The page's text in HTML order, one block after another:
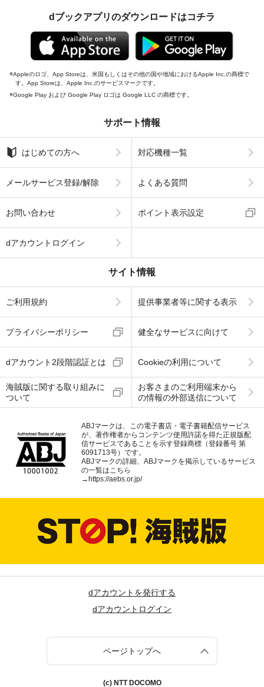
dブックアプリのダウンロードはコチラ
Appleのロゴ、App Storeは、米国もしくはその他の国や地域におけるApple Inc.の商標で
す。App Storeは、Apple Inc.のサービスマークです。
Google Play および Google Play ロゴは Google LLC の商標です。
サポート情報
はじめての方へ 対応機種一覧
メールサービス登録/解除 よくある質問
お問い合わせ ポイント表示設定
dアカウントログイン
サイト情報
ご利用規約 提供事業者等に関する表示
プライバシーポリシー 健全なサービスに向けて
dアカウント2段階認証とは Cookieの利用について
海賊版に関する取り組みに
ついて
お客さまのご利用端末から
の情報の外部送信について
ABJマークは、この電子書店・電子書籍配信サービス
が、著作権者からコンテンツ使用許諾を得た正規版配
信サービスであることを示す登録商標（登録番号 第
6091713号）です。
ABJマークの詳細、ABJマークを掲示しているサービス
の一覧はこちら
→https://aebs.or.jp/
dアカウントを発行する
dアカウントログイン
ページトップへ
(c) NTT DOCOMO